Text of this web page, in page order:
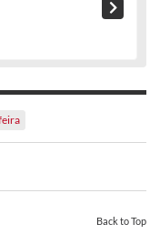
Back to Top